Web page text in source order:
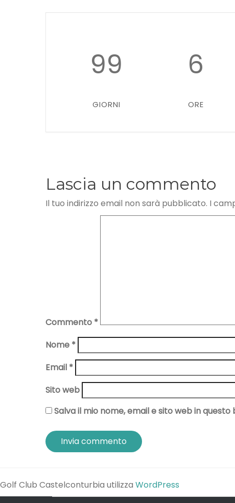
99
GIORNI
6
ORE
Lascia un commento
Il tuo indirizzo email non sarà pubblicato. I
Commento *
Nome *
Email *
Sito web
Salva il mio nome, email e sito web in
Golf Club Castelconturbia utilizza WordPress